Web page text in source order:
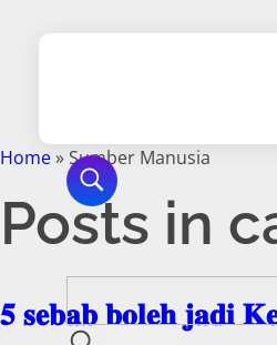
Home» Sumber Manusia
Posts in
𝟓 𝐬𝐞𝐛𝐚𝐛 𝐛𝐨𝐥𝐞𝐡 𝐣𝐚𝐝𝐢